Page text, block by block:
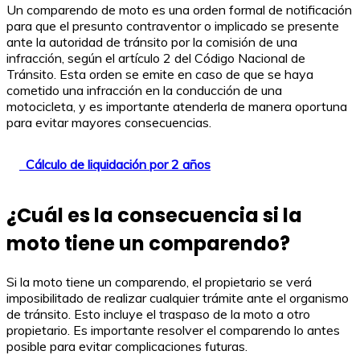
Un comparendo de moto es una orden formal de notificación
para que el presunto contraventor o implicado se presente
ante la autoridad de tránsito por la comisión de una
infracción, según el artículo 2 del Código Nacional de
Tránsito. Esta orden se emite en caso de que se haya
cometido una infracción en la conducción de una
motocicleta, y es importante atenderla de manera oportuna
para evitar mayores consecuencias.
Cálculo de liquidación por 2 años
¿Cuál es la consecuencia si la
moto tiene un comparendo?
Si la moto tiene un comparendo, el propietario se verá
imposibilitado de realizar cualquier trámite ante el organismo
de tránsito. Esto incluye el traspaso de la moto a otro
propietario. Es importante resolver el comparendo lo antes
posible para evitar complicaciones futuras.